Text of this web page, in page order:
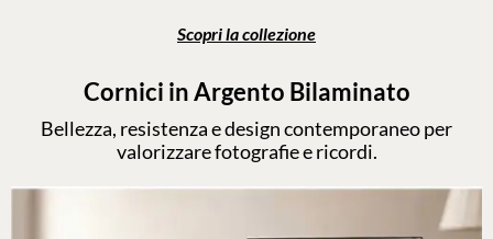
Scopri la collezione
Cornici in Argento Bilaminato
Bellezza, resistenza e design contemporaneo per
valorizzare fotografie e ricordi.